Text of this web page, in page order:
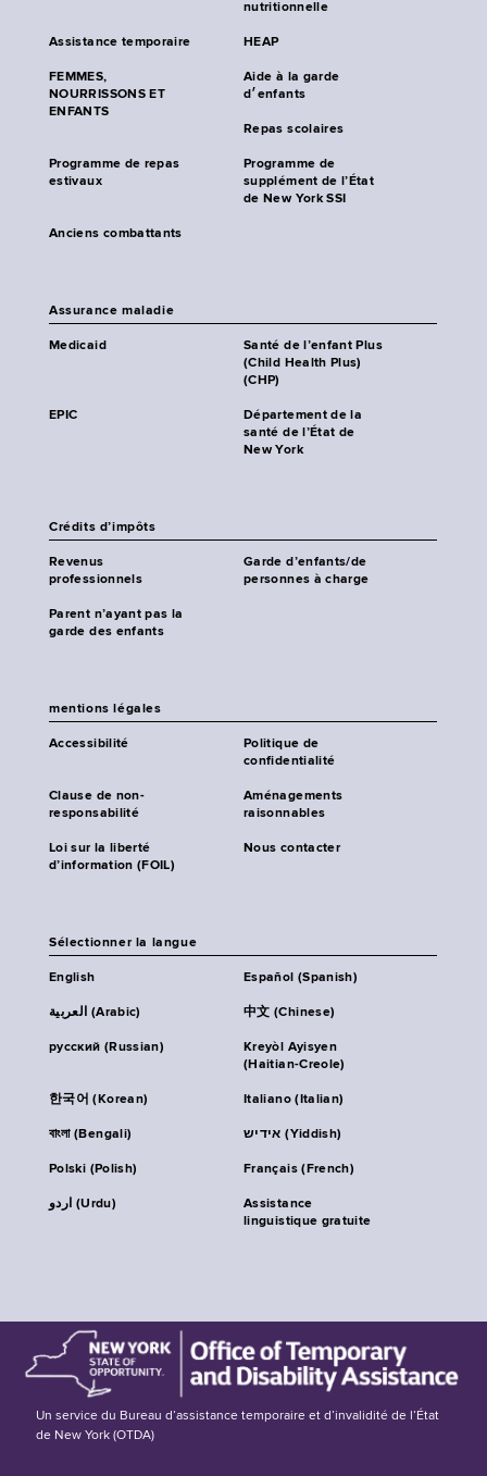
nutritionnelle
Assistance temporaire HEAP
FEMMES,
NOURRISSONS ET
ENFANTS
Aide à la garde
d׳enfants
Repas scolaires
Programme de repas
estivaux
Programme de
supplément de l’État
de New York SSI
Anciens combattants
Assurance maladie
Medicaid
Santé de l’enfant Plus
(Child Health Plus)
(CHP)
EPIC
Département de la
santé de l’État de
New York
Crédits d’impôts
Revenus
professionnels
Garde d’enfants/de
personnes à charge
Parent n’ayant pas la
garde des enfants
mentions légales
Accessibilité
Politique de
confidentialité
Clause de non-
responsabilité
Aménagements
raisonnables
Loi sur la liberté
d’information (FOIL)
Nous contacter
Sélectionner la langue
English Español (Spanish)
العربية (Arabic) 中文 (Chinese)
русский (Russian)
Kreyòl Ayisyen
(Haitian-Creole)
한국어 (Korean) Italiano (Italian)
বাংলা (Bengali) אידיש (Yiddish)
Polski (Polish) Français (French)
اردو (Urdu)
Assistance
linguistique gratuite
Un service du Bureau d’assistance temporaire et d’invalidité de l’État
de New York (OTDA)